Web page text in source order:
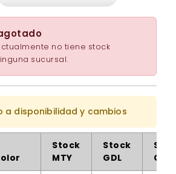
no tiene stock
sucursal.
a disponibilidad y cambios
Stock
MTY
Stock
GDL